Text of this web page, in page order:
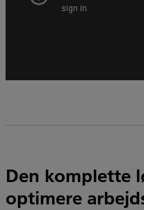
Den komplette
optimere